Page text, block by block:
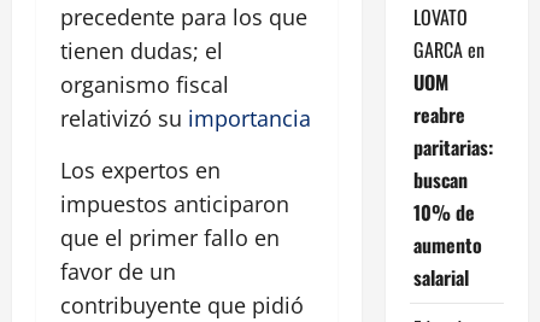
precedente para los que
tienen dudas; el
organismo fiscal
relativizó su importancia
Los expertos en
impuestos anticiparon
que el primer fallo en
favor de un
contribuyente que pidió
LOVATO
GARCAen
UOM
reabre
paritarias:
buscan
10% de
aumento
salarial